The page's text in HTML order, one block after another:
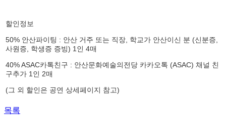
할인정보
50% 안산파이팅 : 안산 거주 또는 직장 학교가 안산이신 분 (신분증
사원증
학생증 증빙) 1인 4매
40% ASAC카톡친구 : 안산문화예술의전당 카카오톡 (ASAC) 채널 친
구추가 1인 2매
(그 외 할인은 공연 상세페이지 참고)
목록